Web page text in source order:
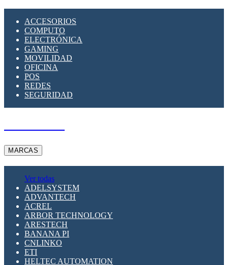
SUPRESOR DE TRANSIENTES SPDS PARA
APLICACIONES FOTOVOLTAICAS
ACCESORIOS
COMPUTO
ELECTRÓNICA
GAMING
MOVILIDAD
OFICINA
POS
REDES
SEGURIDAD
MARCAS
Ver todas
ADELSYSTEM
ADVANTECH
ACREL
ARBOR TECHNOLOGY
ARESTECH
BANANA PI
CNLINKO
ETI
HELTEC AUTOMATION